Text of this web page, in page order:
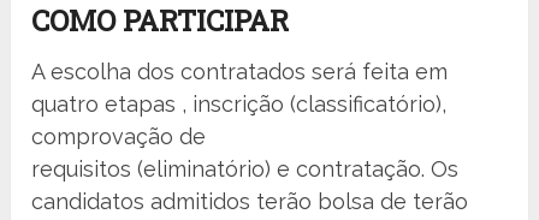
COMO PARTICIPAR
A escolha dos contratados será feita em
quatro etapas , inscrição (classificatório),
comprovação de
requisitos (eliminatório) e contratação. Os
candidatos admitidos terão bolsa de terão